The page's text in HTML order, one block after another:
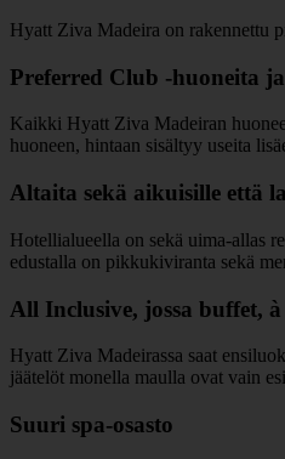
Hyatt Ziva Madeira on rakennettu
Preferred Club -huoneita
Kaikki Hyatt Ziva Madeiran
huoneen, hintaan sisältyy useita
Altaita sekä aikuisille että
Hotellialueella on sekä uima-allas
edustalla on pikkukiviranta sekä
All Inclusive, jossa buffet,
Hyatt Ziva Madeirassa saat
jäätelöt monella maulla ovat vain
Suuri spa-osasto